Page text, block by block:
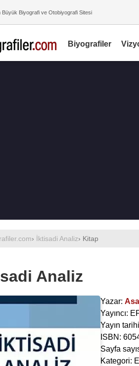
Büyük Biyografi ve Otobiyografi Sitesi
Biyografiler
› İktisadi Analiz› Kitap
Analiz
Yazar:
Yayıncı:
Yayın
ISBN:
Sayfa
Kategori: